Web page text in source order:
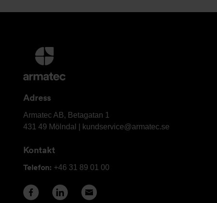
Ytterligare
information
och
Adress
Armatec
AB
Armatec AB, Betagatan 1
431 49 Mölndal |
kundservice@armatec.se
Kontakt
Telefon: +46 31 89 01 00